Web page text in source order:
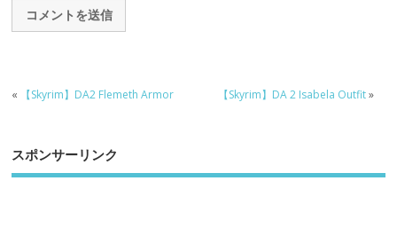
« 【Skyrim】DA2 Flemeth Armor 【Skyrim】DA 2 Isabela Outfit»
スポンサーリンク